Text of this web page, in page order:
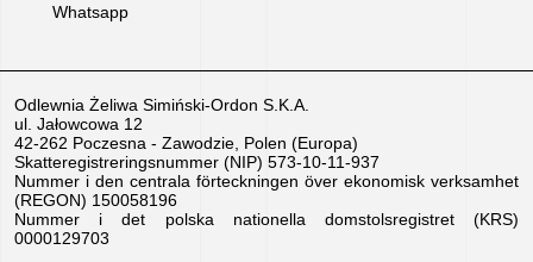
Whatsapp
Odlewnia Żeliwa Simiński-Ordon S.K.A.
ul. Jałowcowa 12
42-262 Poczesna - Zawodzie, Polen (Europa)
Skatteregistreringsnummer (NIP) 573-10-11-937
Nummer i den centrala förteckningen över ekonomisk verksamhet
(REGON) 150058196
Nummer i det polska nationella domstolsregistret (KRS)
0000129703